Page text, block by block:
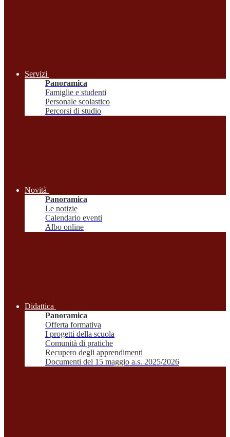
Servizi
Panoramica
Famiglie e studenti
Personale scolastico
Percorsi di studio
Novità
Panoramica
Le notizie
Calendario eventi
Albo online
Didattica
Panoramica
Offerta formativa
I progetti della scuola
Comunità di pratiche
Recupero degli apprendimenti
Documenti del 15 maggio a.s. 2025/2026